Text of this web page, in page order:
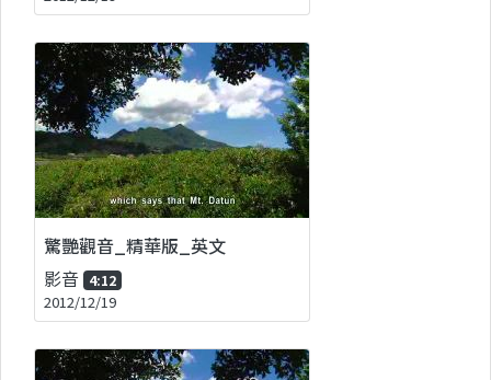
驚艷觀音_精華版_英文
影音 4:12
2012/12/19